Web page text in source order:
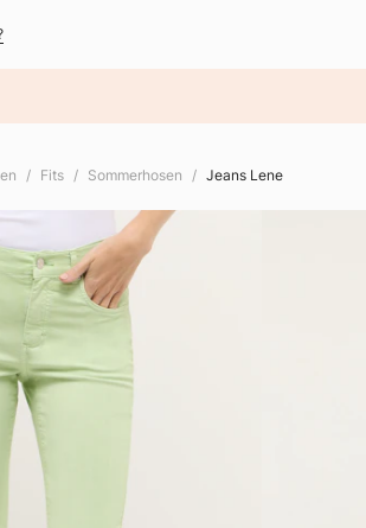
Fits Sommerhosen Jeans Lene